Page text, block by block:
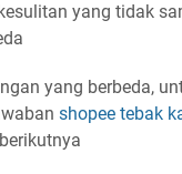
yang tidak
yang berbeda,
shopee tebak